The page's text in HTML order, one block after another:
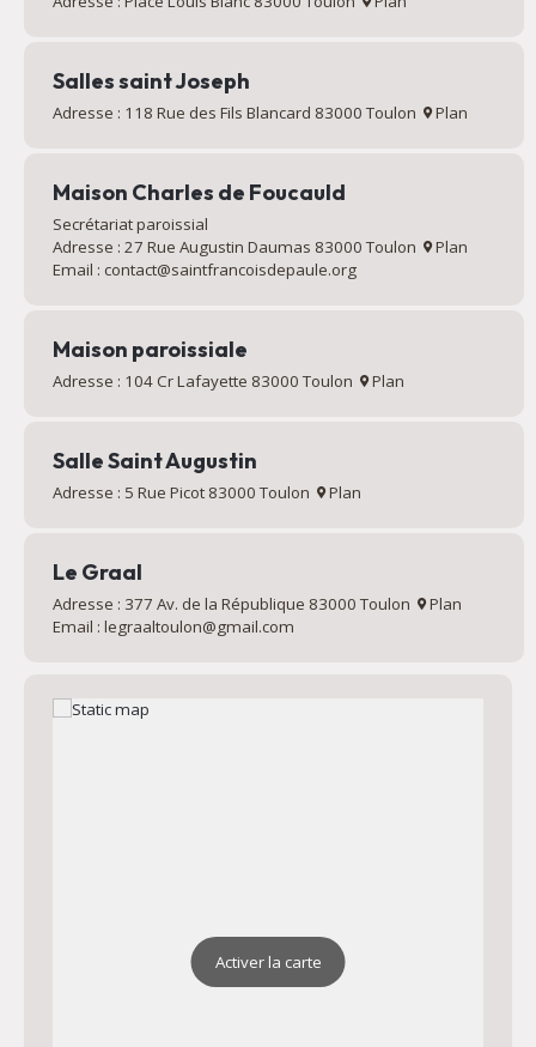
Salles saint Joseph
Adresse : 118 Rue des Fils Blancard 83000 Toulon Plan
Maison Charles de Foucauld
Secrétariat paroissial
Adresse : 27 Rue Augustin Daumas 83000 Toulon
Plan
Email : contact@saintfrancoisdepaule.org
Maison paroissiale
Adresse : 104 Cr Lafayette 83000 Toulon Plan
Salle Saint Augustin
Adresse : 5 Rue Picot 83000 Toulon Plan
Le Graal
Adresse : 377 Av. de la République 83000 Toulon
Plan
Email : legraaltoulon@gmail.com
Activer la carte